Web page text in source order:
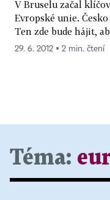
V Bruselu začal
Evropské unie.
Ten zde bude hájit,
29. 6. 2012 ▪ 2 min. čtení
Téma: